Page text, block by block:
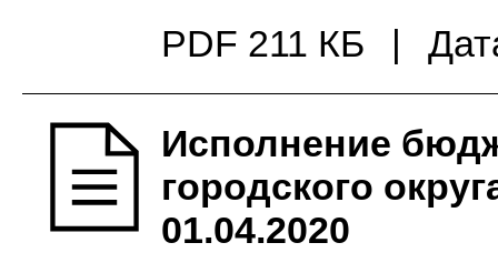
PDF 211 КБ
|
Исполнение
городского
01.04.2020